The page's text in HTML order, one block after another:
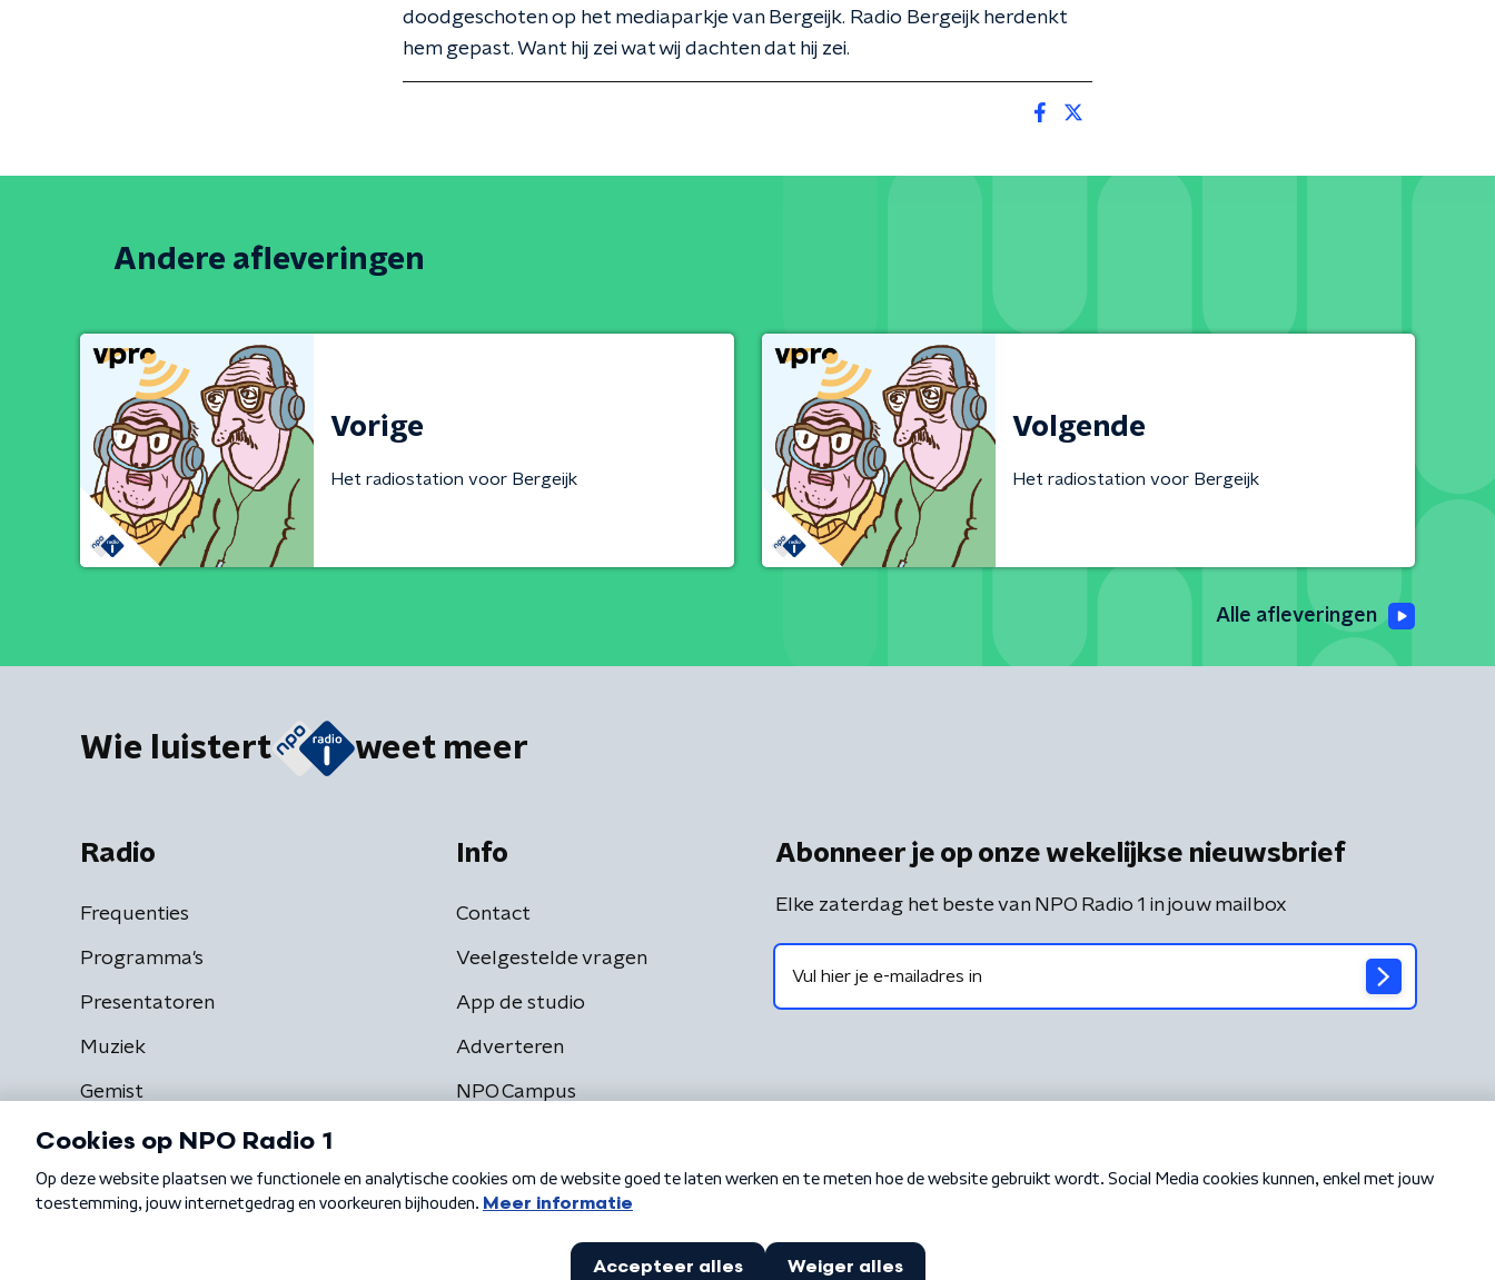
doodgeschoten op het mediaparkje van Bergeijk. Radio Bergeijk herdenkt
hem gepast. Want hij zei wat wij dachten dat hij zei.
Andere afleveringen
Vorige
Het radiostation voor Bergeijk
Volgende
Het radiostation voor Bergeijk
Alle afleveringen
Wie luistert weet meer
Radio
Frequenties
Programma's
Presentatoren
Muziek
Gemist
Info
Contact
Veelgestelde vragen
App de studio
Adverteren
NPO Campus
Abonneer je op onze wekelijkse nieuwsbrief
Elke zaterdag het beste van NPO Radio 1 in jouw mailbox
Algemene voorwaarden Privacybeleid